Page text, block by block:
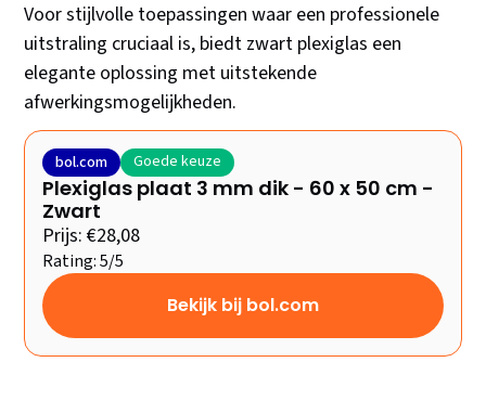
Voor stijlvolle toepassingen waar een professionele
uitstraling cruciaal is, biedt zwart plexiglas een
elegante oplossing met uitstekende
afwerkingsmogelijkheden.
bol.com Goede keuze
Plexiglas plaat 3 mm dik - 60 x 50 cm -
Zwart
Prijs: €28,08
Rating: 5/5
Bekijk bij bol.com